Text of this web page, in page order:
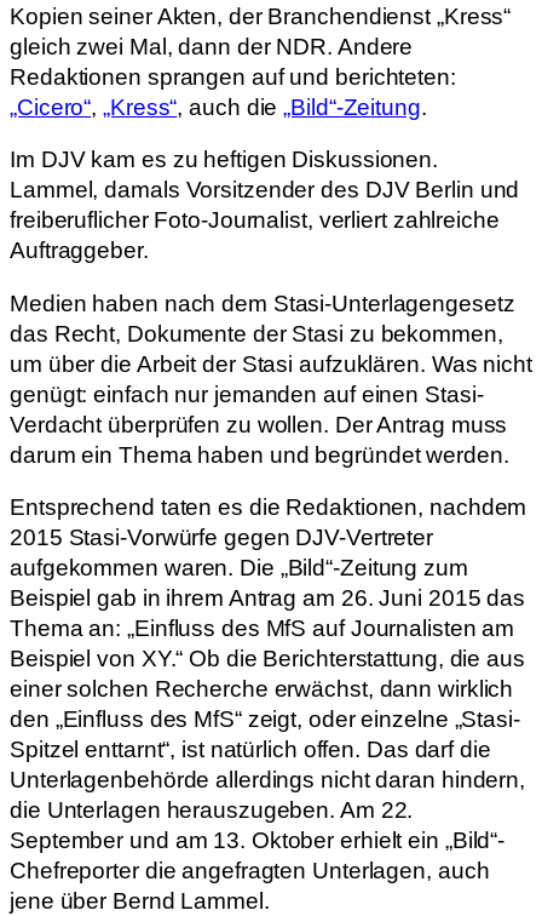
Kopien seiner Akten, der Branchendienst „Kress“
gleich zwei Mal, dann der NDR. Andere
Redaktionen sprangen auf und berichteten:
„Cicero“,„Kress“, auch die„Bild“-Zeitung.
Im DJV kam es zu heftigen Diskussionen.
Lammel, damals Vorsitzender des DJV Berlin und
freiberuflicher Foto-Journalist, verliert zahlreiche
Auftraggeber.
Medien haben nach dem Stasi-Unterlagengesetz
das Recht, Dokumente der Stasi zu bekommen,
um über die Arbeit der Stasi aufzuklären. Was nicht
genügt: einfach nur jemanden auf einen Stasi-
Verdacht überprüfen zu wollen. Der Antrag muss
darum ein Thema haben und begründet werden.
Entsprechend taten es die Redaktionen, nachdem
2015 Stasi-Vorwürfe gegen DJV-Vertreter
aufgekommen waren. Die „Bild“-Zeitung zum
Beispiel gab in ihrem Antrag am 26. Juni 2015 das
Thema an: „Einfluss des MfS auf Journalisten am
Beispiel von XY.“ Ob die Berichterstattung, die aus
einer solchen Recherche erwächst, dann wirklich
den „Einfluss des MfS“ zeigt, oder einzelne „Stasi-
Spitzel enttarnt“, ist natürlich offen. Das darf die
Unterlagenbehörde allerdings nicht daran hindern,
die Unterlagen herauszugeben. Am 22.
September und am 13. Oktober erhielt ein „Bild“-
Chefreporter die angefragten Unterlagen, auch
jene über Bernd Lammel.